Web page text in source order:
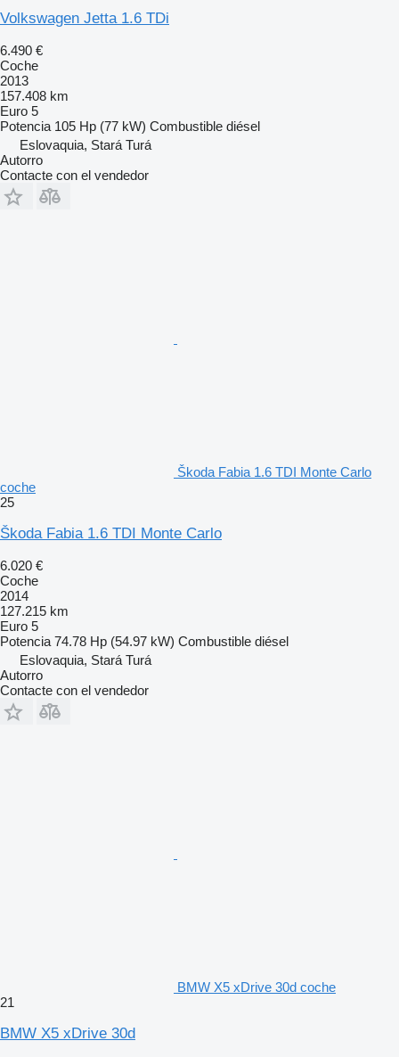
Volkswagen Jetta 1.6 TDi
6.490 €
Coche
2013
157.408 km
Euro 5
Potencia 105 Hp (77 kW) Combustible diésel
Eslovaquia, Stará Turá
Autorro
Contacte con el vendedor
Škoda Fabia 1.6 TDI Monte Carlo
coche
25
Škoda Fabia 1.6 TDI Monte Carlo
6.020 €
Coche
2014
127.215 km
Euro 5
Potencia 74.78 Hp (54.97 kW) Combustible diésel
Eslovaquia, Stará Turá
Autorro
Contacte con el vendedor
BMW X5 xDrive 30d coche
21
BMW X5 xDrive 30d